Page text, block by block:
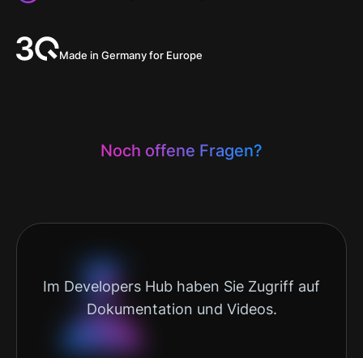
Made in Germany for Europe
Noch offene Fragen?
Im Developers Hub haben Sie Zugriff auf
Dokumentation und Videos.